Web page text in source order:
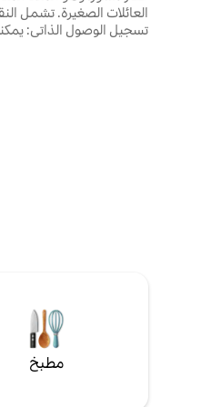
تسجيل الوصول الذاتي:
مطبخ